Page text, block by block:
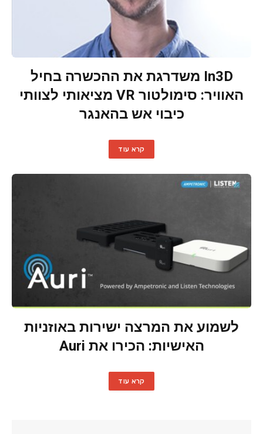
In3D משדרגת את ההכשרה בחיל
האוויר: סימולטור VR מציאותי לצוותי
כיבוי אש בהאנגר
קרא עוד
לשמוע את המרצה ישירות באוזניות
האישיות: הכירו את Auri
קרא עוד